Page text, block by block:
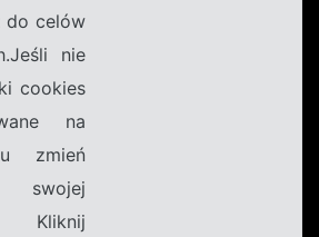
do celów
nie
cookies
na
zmień
swojej
Kliknij